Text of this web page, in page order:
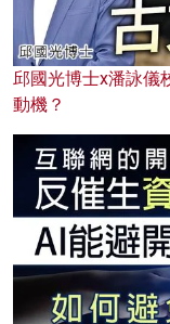
邱國光博士x潘詠儀
動機？